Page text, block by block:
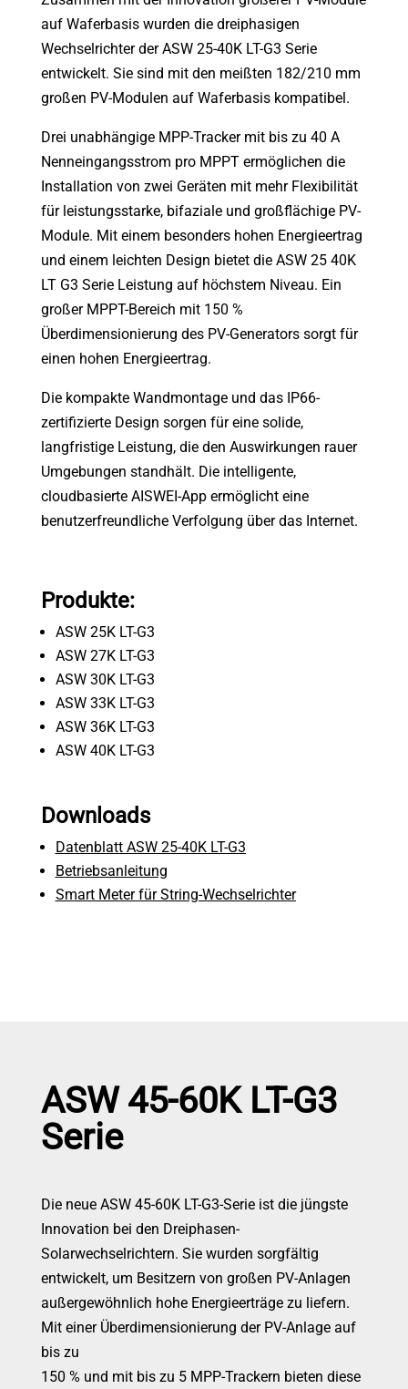
auf Waferbasis wurden die dreiphasigen
Wechselrichter der ASW 25-40K LT-G3 Serie
entwickelt. Sie sind mit den meißten 182/210 mm
großen PV-Modulen auf Waferbasis kompatibel.
Drei unabhängige MPP-Tracker mit bis zu 40 A
Nenneingangsstrom pro MPPT ermöglichen die
Installation von zwei Geräten mit mehr Flexibilität
für leistungsstarke, bifaziale und großflächige PV-
Module. Mit einem besonders hohen Energieertrag
und einem leichten Design bietet die ASW 25 40K
LT G3 Serie Leistung auf höchstem Niveau. Ein
großer MPPT-Bereich mit 150 %
Überdimensionierung des PV-Generators sorgt für
einen hohen Energieertrag.
Die kompakte Wandmontage und das IP66-
zertifizierte Design sorgen für eine solide,
langfristige Leistung, die den Auswirkungen rauer
Umgebungen standhält. Die intelligente,
cloudbasierte AISWEI-App ermöglicht eine
benutzerfreundliche Verfolgung über das Internet.
Produkte:
ASW 25K LT-G3
ASW 27K LT-G3
ASW 30K LT-G3
ASW 33K LT-G3
ASW 36K LT-G3
ASW 40K LT-G3
Downloads
Datenblatt ASW 25-40K LT-G3
Betriebsanleitung
Smart Meter für String-Wechselrichter
ASW 45-60K LT-G3
Serie
Die neue ASW 45-60K LT-G3-Serie ist die jüngste
Innovation bei den Dreiphasen-
Solarwechselrichtern. Sie wurden sorgfältig
entwickelt, um Besitzern von großen PV-Anlagen
außergewöhnlich hohe Energieerträge zu liefern.
Mit einer Überdimensionierung der PV-Anlage auf
bis zu
150 % und mit bis zu 5 MPP-Trackern bieten diese